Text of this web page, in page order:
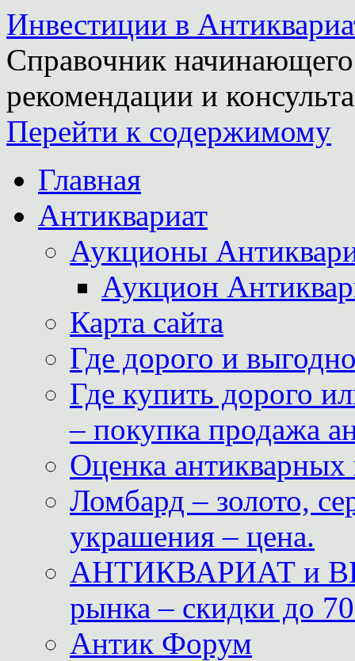
Инвестиции в
Справочник
рекомендации и
Перейти к содержимому
Главная
Антиквариат
Аукционы
Аукцион
Карта сайта
Где дорого и
Где купить дорого
– покупка продажа
Оценка антикварных
Ломбард – золото,
украшения – цена.
АНТИКВАРИАТ и
рынка – скидки до
Антик Форум